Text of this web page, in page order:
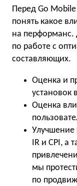
Перед Go
понять какое
на перформанс.
по работе с
составляющих.
Оценка и
установок
Оценка
Улучшение
IR и CPI, а
мы
по